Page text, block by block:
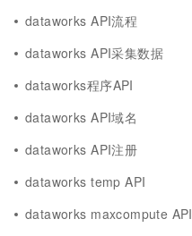
dataworks API流程
dataworks API采集数据
dataworks程序API
dataworks API域名
dataworks API注册
dataworks temp API
dataworks maxcompute API